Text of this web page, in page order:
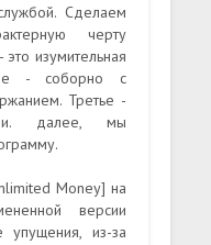
Сделаем
черту
изумительная
- соборно с
Третье -
далее, мы
Money] на
версии
упущения, из-за